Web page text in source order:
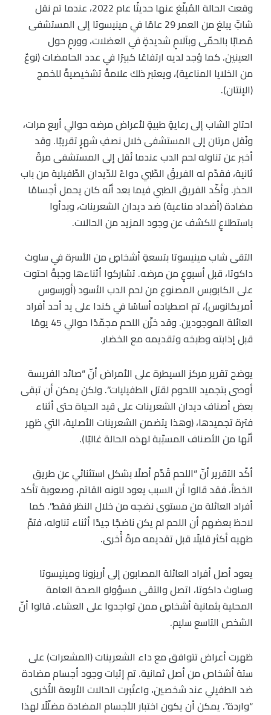
وقعت الحالة المُبلّغ عنها حديثًا عام 2022، عندما تم نقل
شابٍّ يبلغ من العمر 29 عامًا في مينيسوتا إلى المستشفى
مُصابًا بالحمّى وبآلامٍ شديدةٍ في العضلات، وورمٍ حول
العينين. كما وُجد لديه ارتفاعًا كبيرًا في عدد الحامضات (نوعٌ
من الخلايا المناعية)، ويعتبر ذلك علامةً تشخيصيةً للخمج
(الإنتان).
احتاج الشاب إلى رعايةٍ طبيةٍ لأعراض مرضه حوالي أربع مرات،
ونُقل مرتان إلى المستشفى خلال نصفِ شهرٍ تقريبًا. وقد
أخبر عن تناوله لحم الدب عندما نُقل إلى المستشفى مرةً
ثانية، فقدّم له الفريقُ الطّبي دواءً للدّيدان الطّفيلية من باب
الحذر. وأكّد الفريق الطبي فيما بعد أنّه كان يحمل أجسامًا
مضادة (أضداد مناعية) ضد ديدان الشعرينات، وبدأوا
باستطلاعٍ للكشف عن وجود المزيد من الحالات.
التقى شاب مينيسوتا بتسعةِ أشخاصٍ من الأسرة في ساوث
داكوتا، قبل أسبوعٍ من مرضه. تشاركوا أثناءها وجبةً احتوت
على الكابوبس المصنوع من لحم الدب الأسود (أورسوس
أمريكانوس)، تم اصطياده أساسًا في كندا على يد أحد أفراد
العائلة الموجودين. وقد خزّن اللحم مجمّدًا حوالي 45 يومًا
قبل إذابته وطبخه وتقديمه مع الخضار.
يوضح تقرير مركز السيطرة على الأمراض أنّ “صائد الفريسة
أوصى بتجميد اللحوم لقتل الطفيليات”. ولكن يمكن أن تبقى
بعض أصناف ديدان الشعرينات على قيد الحياة حتى أثناء
فترة تجميدها، (وهذا يتضمن الشعرينات الأصلية، التي ظهر
أنّها من الأصناف المسبّبة لهذه الحالة غالبًا).
أكّد التقرير أنّ “اللحم قُدِّم أصلًا بشكل استثنائي عن طريق
الخطأ، فقد قالوا أن السبب يعود للونه القاتم، وصعوبة تأكد
أفراد العائلة من مستوى نضجه من خلال النظر فقط”. كما
لاحظ بعضهم أن اللحم لم يكن ناضجًا جيدًا أثناء تناوله، فتمّ
طهيه أكثر قليلًا قبل تقديمه مرةً أُخرى.
يعود أصل أفراد العائلة المصابون إلى أريزونا ومينيسوتا
وساوث داكوتا، اتصل والتقى مسؤولو الصحة العامة
المحلية بثمانية أشخاصٍ ممن تواجدوا على العشاء. قالوا أنّ
الشخص التاسع سليم.
ظهرت أعراض تتوافق مع داء الشعرينات (المشعرات) على
ستة أشخاص من أصل ثمانية. تم إثبات وجود أجسام مضادة
ضد الطفيلي عند شخصين، واعتُبرت الحالات الأربعة الأُخرى
“واردة”. يمكن أن يكون اختبار الأجسام المضادة مضلّلًا لهذا